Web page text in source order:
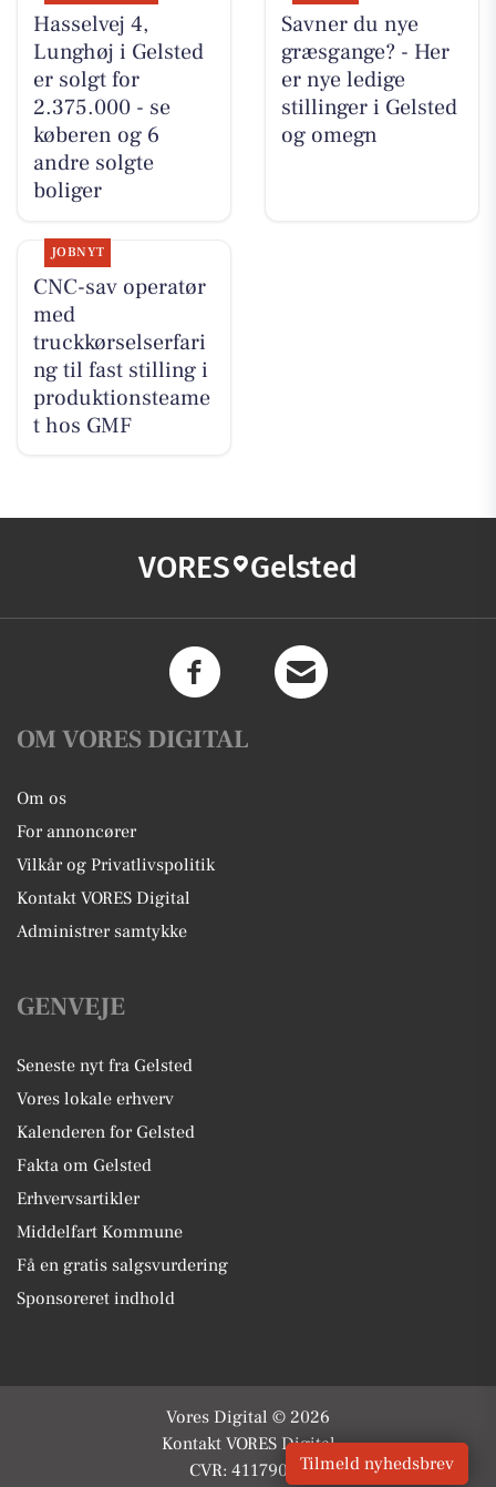
Hasselvej 4,
Lunghøj i Gelsted
er solgt for
2.375.000 - se
køberen og 6
andre solgte
boliger
Savner du nye
græsgange? - Her
er nye ledige
stillinger i Gelsted
og omegn
JOBNYT
CNC-sav operatør
med
truckkørselserfari
ng til fast stilling i
produktionsteame
t hos GMF
VORES Gelsted
OM VORES DIGITAL
Om os
For annoncører
Vilkår og Privatlivspolitik
Kontakt VORES Digital
Administrer samtykke
GENVEJE
Seneste nyt fra Gelsted
Vores lokale erhverv
Kalenderen for Gelsted
Fakta om Gelsted
Erhvervsartikler
Middelfart Kommune
Få en gratis salgsvurdering
Sponsoreret indhold
Vores Digital © 2026
Kontakt VORES Digital
CVR: 41179082Tilmeld nyhedsbrev